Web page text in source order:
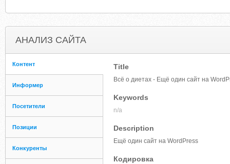
АНАЛИЗ САЙТА
Контент
Информер
Посетители
Позиции
Конкуренты
Title
Всё о диетах - Ещё один сайт на
Keywords
n/a
Description
Ещё один сайт на WordPress
Кодировка